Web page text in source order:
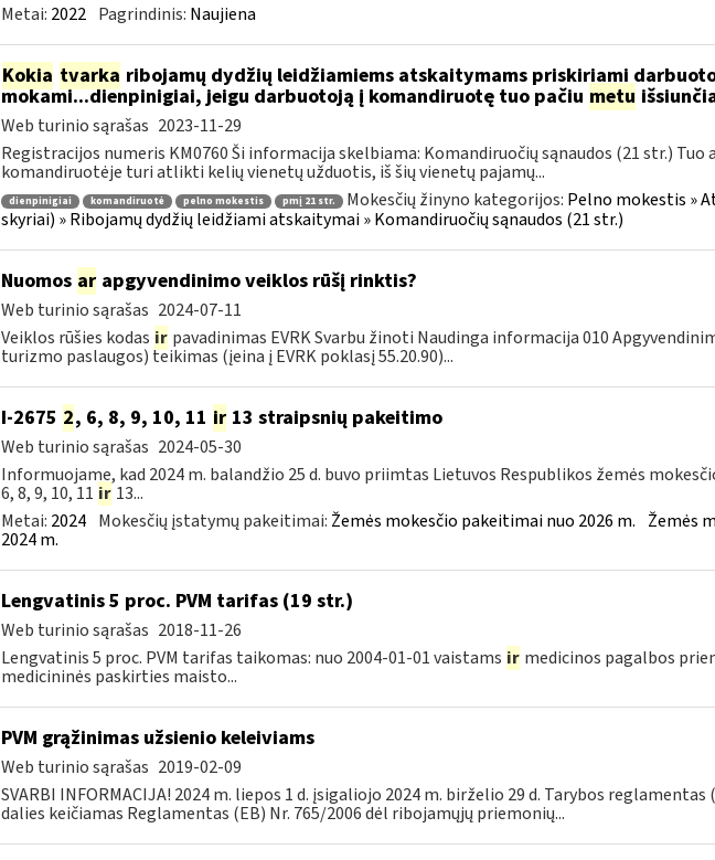
Metai: 2022 Pagrindinis: Naujiena
Kokia tvarka ribojamų dydžių leidžiamiems atskaitymams priskiriami
mokami...dienpinigiai, jeigu darbuotoją į komandiruotę tuo pačiu metu
Web turinio sąrašas 2023-11-29
Registracijos numeris KM0760 Ši informacija skelbiama: Komandiruočių sąnaudos (21 str.) Tuo
komandiruotėje turi atlikti kelių vienetų užduotis, iš šių vienetų pajamų...
dienpinigiai komandiruotė pelno mokestis pmį 21 str. Mokesčių žinyno kategorijos: Pelno mokestis »
skyriai) » Ribojamų dydžių leidžiami atskaitymai » Komandiruočių sąnaudos (21 str.)
Nuomos arapgyvendinimo veiklos rūšį rinktis?
Web turinio sąrašas 2024-07-11
Veiklos rūšies kodas ir pavadinimas EVRK Svarbu žinoti Naudinga informacija 010
turizmo paslaugos) teikimas (įeina į EVRK poklasį 55.20.90)...
I-2675 2, 6, 8, 9, 10, 11 ir13 straipsnių pakeitimo
Web turinio sąrašas 2024-05-30
Informuojame, kad 2024 m. balandžio 25 d. buvo priimtas Lietuvos Respublikos žemės
6, 8, 9, 10, 11 ir 13...
Metai: 2024 Mokesčių įstatymų pakeitimai: Žemės mokesčio pakeitimai nuo 2026 m. Žemės
2024 m.
Lengvatinis 5 proc. PVM tarifas (19 str.)
Web turinio sąrašas 2018-11-26
Lengvatinis 5 proc. PVM tarifas taikomas: nuo 2004-01-01 vaistams ir medicinos pagalbos
medicininės paskirties maisto...
PVM grąžinimas užsienio keleiviams
Web turinio sąrašas 2019-02-09
SVARBI INFORMACIJA! 2024 m. liepos 1 d. įsigaliojo 2024 m. birželio 29 d. Tarybos reglamentas
dalies keičiamas Reglamentas (EB) Nr. 765/2006 dėl ribojamųjų priemonių...